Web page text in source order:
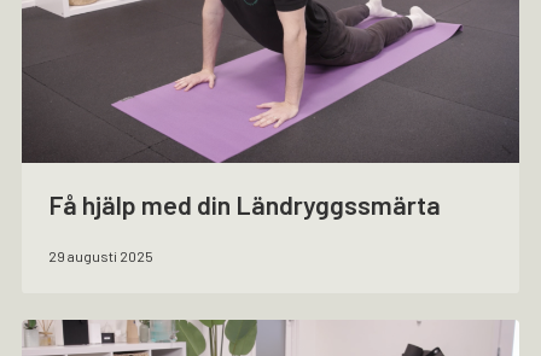
Få hjälp med din Ländryggssmärta
29 augusti 2025